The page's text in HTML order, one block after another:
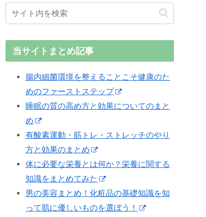
当サイトまとめ記事
腸内細菌環境を整えることこそ健康のた
めのファーストステップ
睡眠の質の高め方と効果についてのまと
め
有酸素運動・筋トレ・ストレッチのやり
方と効果のまとめ
体に必要な栄養とは何か？栄養に関する
知識をまとめてみた
男の美容まとめ！化粧品の基礎知識を知
って肌に優しいものを選ぼう！